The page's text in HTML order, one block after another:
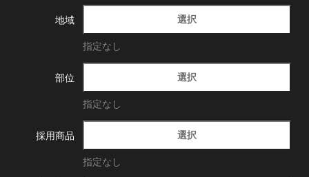
地域 選択
指定なし
部位 選択
指定なし
採用商品 選択
指定なし